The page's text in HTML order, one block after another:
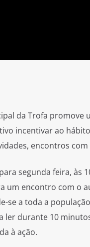
da Trofa promove
incentivar ao
encontros
segunda feira, às
um encontro com o
se a toda a
ler durante 10
à ação.